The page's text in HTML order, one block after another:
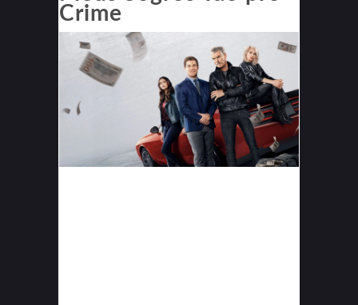
Crime